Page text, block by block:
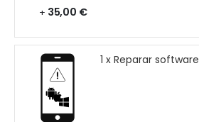
+ 35,00 €
1 x Reparar software